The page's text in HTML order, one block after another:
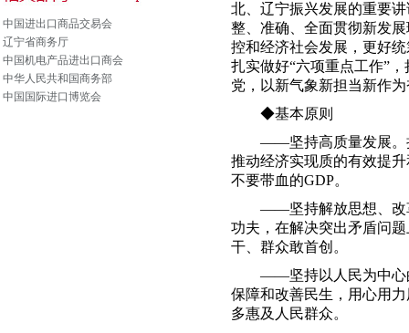
中国进出口商品交易会
辽宁省商务厅
中国机电产品进出口商会
中华人民共和国商务部
中国国际进口博览会
北、辽宁振兴发展的重要
整、准确、全面贯彻新发
控和经济社会发展，更好
扎实做好“六项重点工作”
党，以新气象新担当新作
◆基本原则
——坚持高质量发展。把
推动经济实现质的有效提
不要带血的GDP。
——坚持解放思想、改革
功夫，在解决突出矛盾问
干、群众敢首创。
——坚持以人民为中心的
保障和改善民生，用心用
多惠及人民群众。